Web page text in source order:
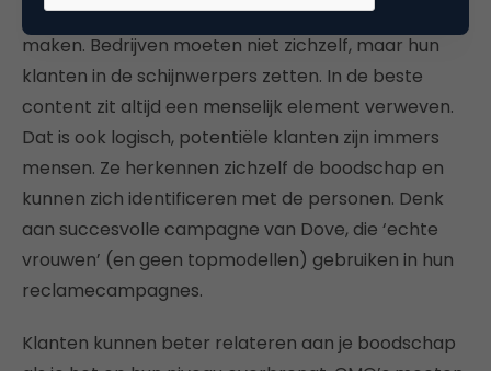
van hun klanten de held van het verhaal kunnen
maken. Bedrijven moeten niet zichzelf, maar hun
klanten in de schijnwerpers zetten. In de beste
content zit altijd een menselijk element verweven.
Dat is ook logisch, potentiële klanten zijn immers
mensen. Ze herkennen zichzelf de boodschap en
kunnen zich identificeren met de personen. Denk
aan succesvolle campagne van Dove, die ‘echte
vrouwen’ (en geen topmodellen) gebruiken in hun
reclamecampagnes.
Klanten kunnen beter relateren aan je boodschap